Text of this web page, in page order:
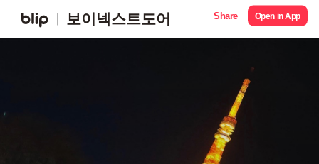
보이넥스트도어 Share Open in App